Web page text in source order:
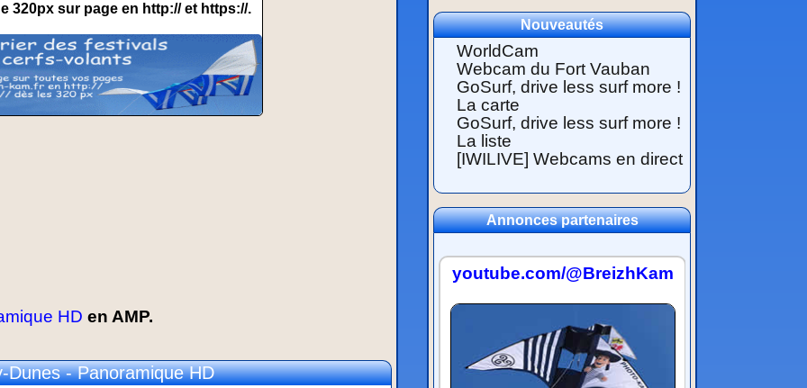
320px sur page en http:// et https://.
HD en AMP.
Dunes - Panoramique HD
Nouveautés
WorldCam
Webcam du Fort Vauban
GoSurf, drive less surf more !
La carte
GoSurf, drive less surf more !
La liste
[IWILIVE] Webcams en direct
Annonces partenaires
youtube.com/@BreizhKam